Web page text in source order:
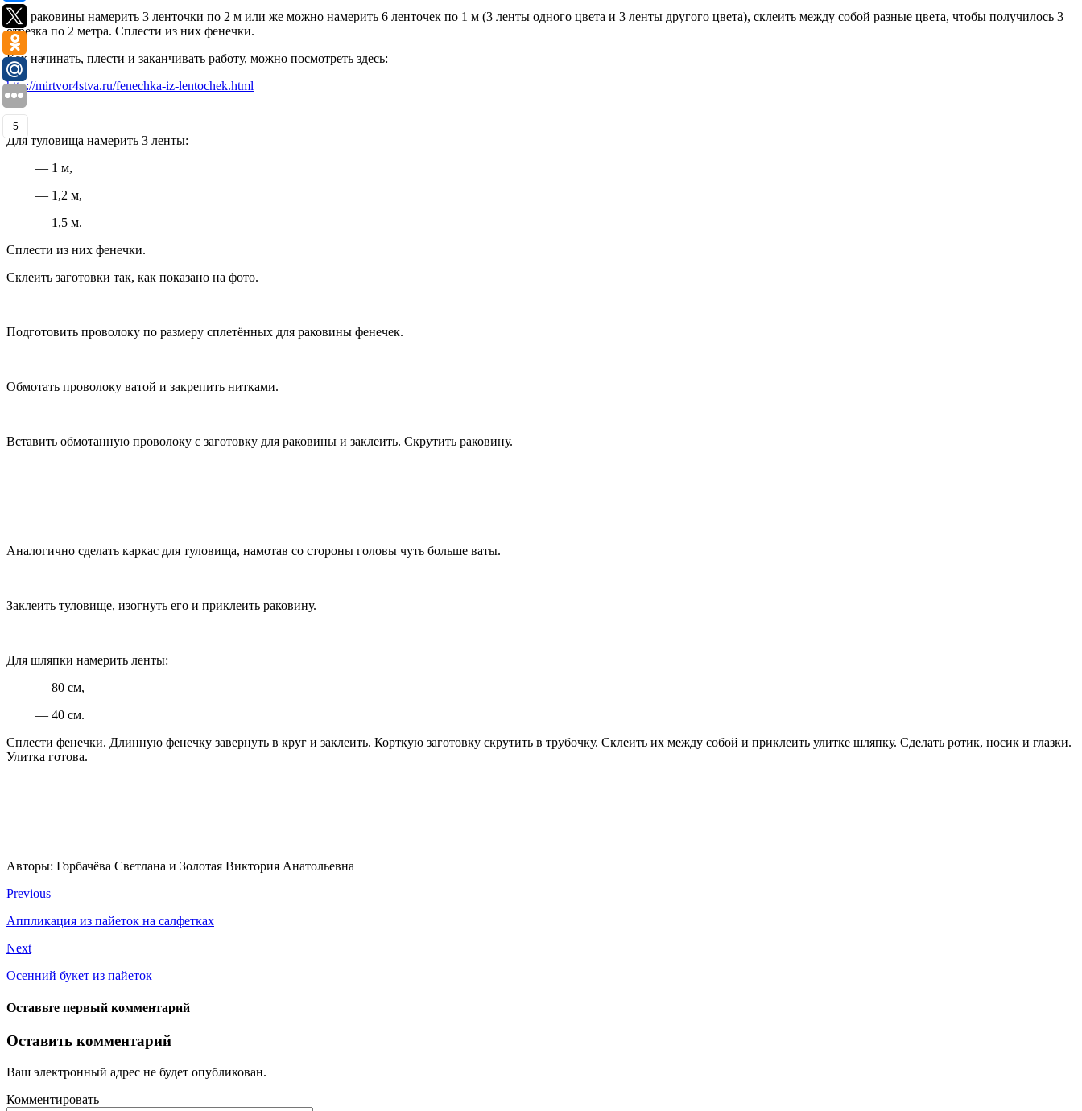
Для раковины намерить 3 ленточки по 2 м или же можно намерить 6 ленточек по 1 м (3 ленты одного цвета и 3 ленты другого цвета), склеить между собой разные цвета, чтобы получилось 3
отрезка по 2 метра. Сплести из них фенечки.
Как начинать, плести и заканчивать работу, можно посмотреть здесь:
http://mirtvor4stva.ru/fenechka-iz-lentochek.html
Для туловища намерить 3 ленты:
— 1 м,
— 1,2 м,
— 1,5 м.
Сплести из них фенечки.
Склеить заготовки так, как показано на фото.
Подготовить проволоку по размеру сплетённых для раковины фенечек.
Обмотать проволоку ватой и закрепить нитками.
Вставить обмотанную проволоку с заготовку для раковины и заклеить. Скрутить раковину.
Аналогично сделать каркас для туловища, намотав со стороны головы чуть больше ваты.
Заклеить туловище, изогнуть его и приклеить раковину.
Для шляпки намерить ленты:
— 80 см,
— 40 см.
Сплести фенечки. Длинную фенечку завернуть в круг и заклеить. Корткую заготовку скрутить в трубочку. Склеить их между собой и приклеить улитке шляпку. Сделать ротик, носик и глазки.
Улитка готова.
Авторы: Горбачёва Светлана и Золотая Виктория Анатольевна
Previous
Аппликация из пайеток на салфетках
Next
Осенний букет из пайеток
Оставьте первый комментарий
Оставить комментарий
Ваш электронный адрес не будет опубликован.
Комментировать
5